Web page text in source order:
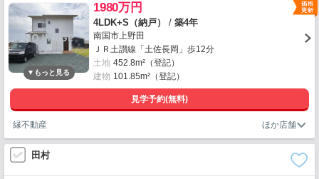
1980万円
4LDK+S（納戸） / 築4年
南国市上野田
ＪＲ土讃線「土佐長岡」歩12分
土地 452.8m²（登記）
建物 101.85m²（登記）
見学予約(無料)
縁不動産
田村